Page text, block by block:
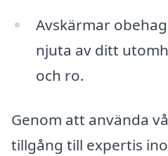
Avskärmar
njuta av ditt
och ro.
Genom att använda
tillgång till expertis